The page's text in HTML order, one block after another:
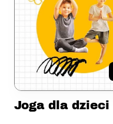
Joga dla dzieci